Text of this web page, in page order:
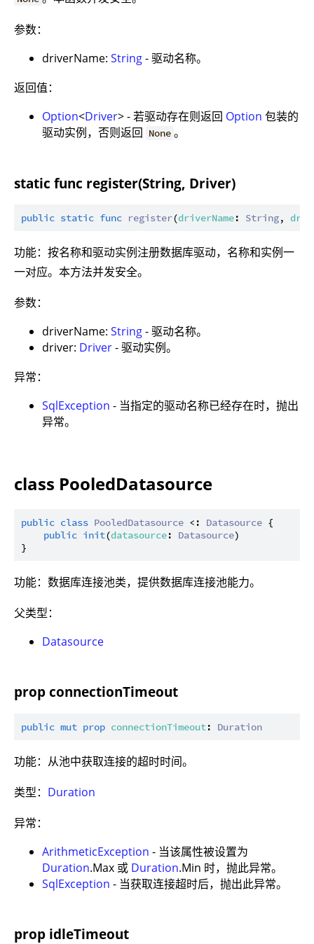
参数：
driverName: String- 驱动名称。
返回值：
Option<Driver> - 若驱动存在则返回 Option 包装的
驱动实例，否则返回 None 。
static func register(String, Driver)
public static func register(driverName: String,
功能：按名称和驱动实例注册数据库驱动，名称和实例一
一对应。本方法并发安全。
参数：
driverName: String- 驱动名称。
driver: Driver- 驱动实例。
异常：
SqlException - 当指定的驱动名称已经存在时，抛出
异常。
class PooledDatasource
public class PooledDatasource <: Datasource {
public init(datasource: Datasource)
功能：数据库连接池类，提供数据库连接池能力。
父类型：
Datasource
prop connectionTimeout
public mut prop connectionTimeout: Duration
功能：从池中获取连接的超时时间。
类型： Duration
异常：
ArithmeticException - 当该属性被设置为
Duration.Max 或 Duration.Min 时，抛此异常。
SqlException - 当获取连接超时后，抛出此异常。
prop idleTimeout